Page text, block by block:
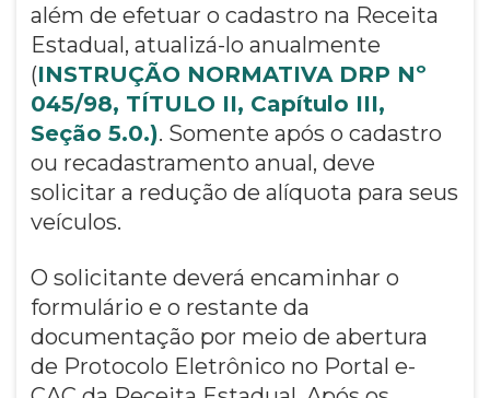
além de efetuar o cadastro na Receita
Estadual, atualizá-lo anualmente
(INSTRUÇÃO NORMATIVA DRP Nº
045/98, TÍTULO II, Capítulo III,
Seção 5.0.). Somente após o cadastro
ou recadastramento anual, deve
solicitar a redução de alíquota para seus
veículos.
O solicitante deverá encaminhar o
formulário e o restante da
documentação por meio de abertura
de Protocolo Eletrônico no Portal e-